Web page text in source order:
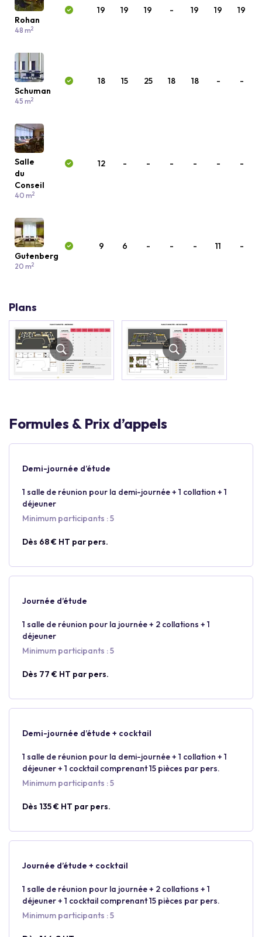
Rohan
48 m2
19 19 19 - 19 19 19
Schuman
45 m2
18 15 25 18 18 - -
Salle
du
Conseil
40 m2
12 - - - - - -
Gutenberg
20 m2
9 6 - - - 11 -
Plans
Formules & Prix d’appels
Demi-journée d’étude
1 salle de réunion pour la demi-journée + 1 collation + 1
déjeuner
Minimum participants : 5
Dès 68 € HT par pers.
Journée d’étude
1 salle de réunion pour la journée + 2 collations + 1
déjeuner
Minimum participants : 5
Dès 77 € HT par pers.
Demi-journée d’étude + cocktail
1 salle de réunion pour la demi-journée + 1 collation + 1
déjeuner + 1 cocktail comprenant 15 pièces par pers.
Minimum participants : 5
Dès 135 € HT par pers.
Journée d’étude + cocktail
1 salle de réunion pour la journée + 2 collations + 1
déjeuner + 1 cocktail comprenant 15 pièces par pers.
Minimum participants : 5